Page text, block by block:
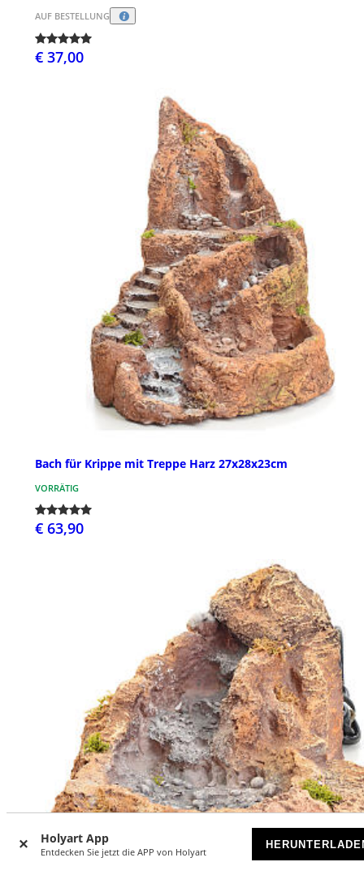
Holyart App
Entdecken Sie jetzt die APP von Holyart
AUF BESTELLUNG
€ 37,00
Bach für Krippe mit Treppe Harz 27x28x23cm
VORRÄTIG
€ 63,90